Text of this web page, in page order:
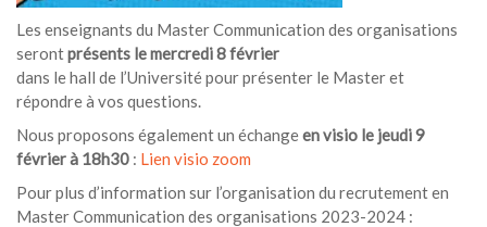
Les enseignants du Master Communication des organisations
serontprésents le mercredi 8 février
dans le hall de l’Université pour présenter le Master et
répondre à vos questions.
Nous proposons également un échangeen visio le jeudi 9
février à 18h30 : Lien visio zoom
Pour plus d’information sur l’organisation du recrutement en
Master Communication des organisations 2023-2024 :